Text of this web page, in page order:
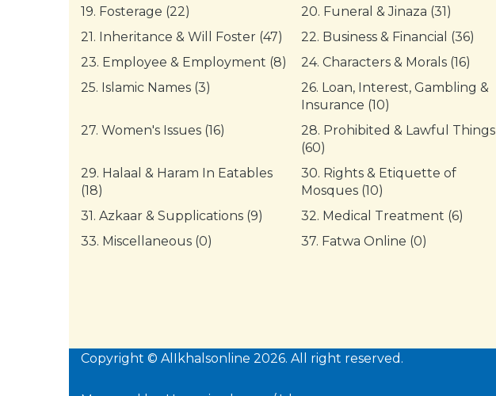
19. Fosterage (22) 20. Funeral & Jinaza (31)
21. Inheritance & Will Foster (47) 22. Business & Financial (36)
23. Employee & Employment (8) 24. Characters & Morals (16)
25. Islamic Names (3) 26. Loan, Interest, Gambling &
Insurance (10)
27. Women's Issues (16) 28. Prohibited & Lawful Things
(60)
29. Halaal & Haram In Eatables
(18)
30. Rights & Etiquette of
Mosques (10)
31. Azkaar & Supplications (9) 32. Medical Treatment (6)
33. Miscellaneous (0) 37. Fatwa Online (0)
Copyright © AlIkhalsonline 2026. All right reserved.